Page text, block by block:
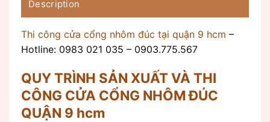
Description
Thi công cửa cổng nhôm đúc tại quận 9 hcm –
Hotline: 0983 021 035 – 0903.775.567
QUY TRÌNH SẢN XUẤT VÀ THI
CÔNG CỬA CỔNG NHÔM ĐÚC
QUẬN 9 hcm